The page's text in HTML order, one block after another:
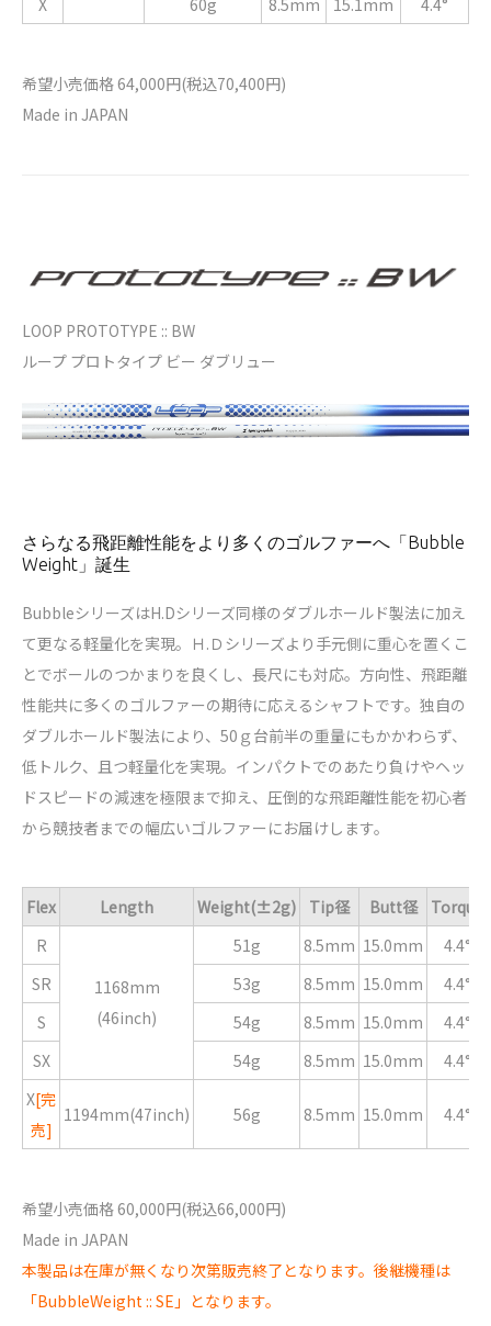
X
60g 8.5mm 15.1mm 4.4°
希望小売価格 64,000円(税込70,400円)
Made in JAPAN
LOOP PROTOTYPE :: BW
ループ プロトタイプ ビー ダブリュー
さらなる飛距離性能をより多くのゴルファーへ「Bubble
Weight」誕生
BubbleシリーズはH.Dシリーズ同様のダブルホールド製法に加え
て更なる軽量化を実現。Ｈ.Ｄシリーズより手元側に重心を置くこ
とでボールのつかまりを良くし、長尺にも対応。方向性、飛距離
性能共に多くのゴルファーの期待に応えるシャフトです。独自の
ダブルホールド製法により、50ｇ台前半の重量にもかかわらず、
低トルク、且つ軽量化を実現。インパクトでのあたり負けやヘッ
ドスピードの減速を極限まで抑え、圧倒的な飛距離性能を初心者
から競技者までの幅広いゴルファーにお届けします。
Flex Length Weight(±2g) Tip径 Butt径
Torque
R
1168mm
(46inch)
51g 8.5mm 15.0mm
4.4°
SR
53g 8.5mm 15.0mm
4.4°
S
54g 8.5mm 15.0mm
4.4°
SX
54g 8.5mm 15.0mm
4.4°
X[完
売]
1194mm(47inch) 56g 8.5mm 15.0mm 4.4°
希望小売価格 60,000円(税込66,000円)
Made in JAPAN
本製品は在庫が無くなり次第販売終了となります。後継機種は
「BubbleWeight :: SE」となります。